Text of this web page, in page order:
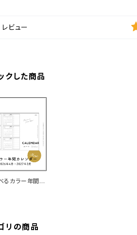
レビュー
クした商品
カラー年間カ
・M5サイズ）
リの商品